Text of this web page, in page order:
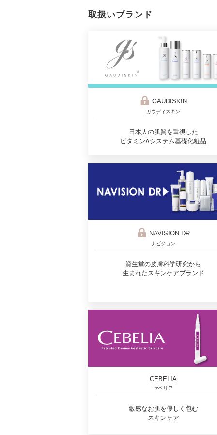
取扱いブランド
GAUDISKIN
ガウディスキン
日本人の肌質を重視した
ビタミンAシステム基礎化粧品
NAVISION DR
ナビジョン
資生堂の皮膚科学研究から
生まれたスキンケアブランド
CEBELIA
セベリア
敏感なお肌を優しく包む
スキンケア